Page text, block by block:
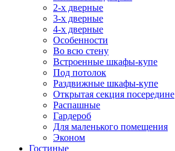
2-х дверные
3-х дверные
4-х дверные
Особенности
Во всю стену
Встроенные шкафы-купе
Под потолок
Раздвижные шкафы-купе
Открытая секция посередине
Распашные
Гардероб
Для маленького помещения
Эконом
Гостиные